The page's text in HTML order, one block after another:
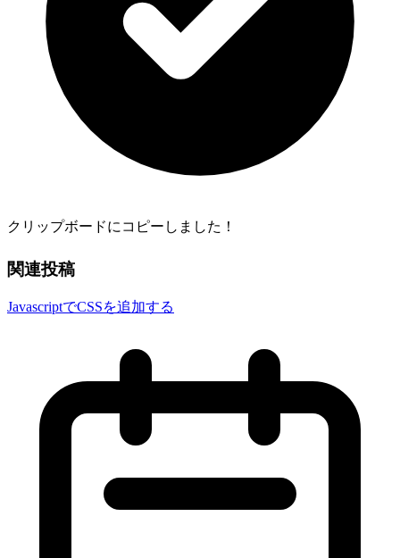
クリップボードにコピーしました！
関連投稿
JavascriptでCSSを追加する